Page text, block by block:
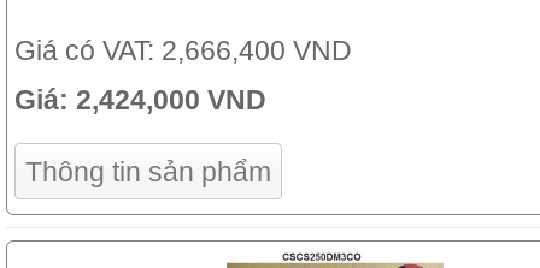
Giá có VAT: 2,666,400 VND
Giá: 2,424,000 VND
Thông tin sản phẩm